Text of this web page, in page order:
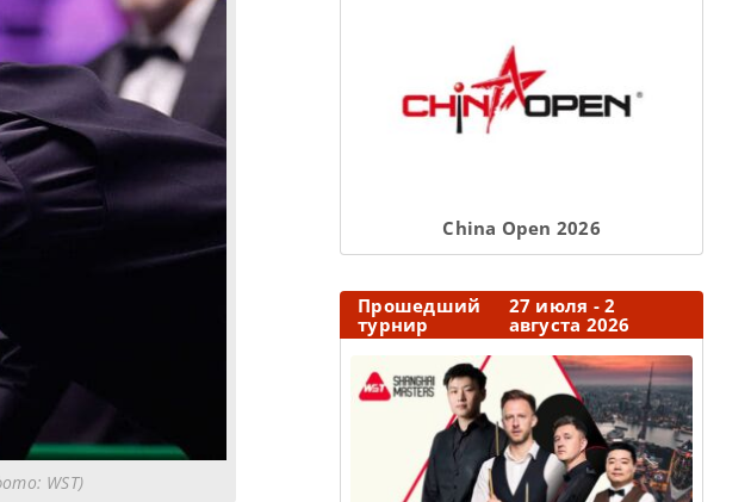
WST)
Сhina Open 2026
Прошедший
турнир
27 июля - 2
августа 2026